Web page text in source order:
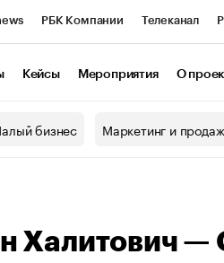
РБК Компании Телеканал
Кейсы Мероприятия О
бизнес Маркетинг и
Халитович